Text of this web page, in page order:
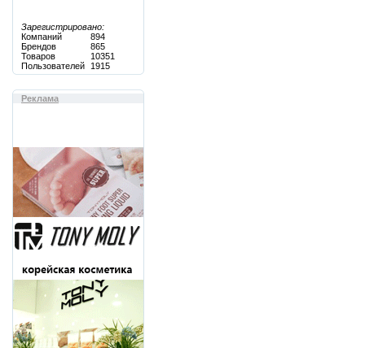
Зарегистрировано:
Компаний
894
Брендов
865
Товаров
10351
Пользователей
1915
Реклама